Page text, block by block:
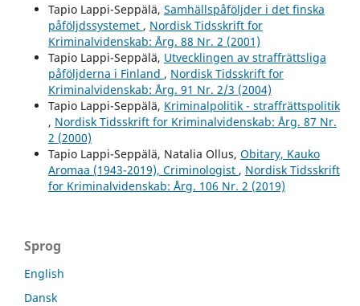
Tapio Lappi-Seppälä, Samhällspåföljder i det finska
påföljdssystemet , Nordisk Tidsskrift for
Kriminalvidenskab: Årg. 88 Nr. 2 (2001)
Tapio Lappi-Seppälä, Utvecklingen av straffrättsliga
påföljderna i Finland , Nordisk Tidsskrift for
Kriminalvidenskab: Årg. 91 Nr. 2/3 (2004)
Tapio Lappi-Seppälä, Kriminalpolitik - straffrättspolitik
, Nordisk Tidsskrift for Kriminalvidenskab: Årg. 87 Nr.
2 (2000)
Tapio Lappi-Seppälä, Natalia Ollus, Obitary, Kauko
Aromaa (1943-2019), Criminologist , Nordisk Tidsskrift
for Kriminalvidenskab: Årg. 106 Nr. 2 (2019)
Sprog
English
Dansk